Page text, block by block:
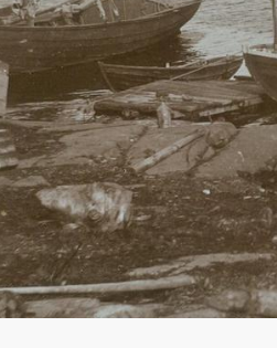
och innovation